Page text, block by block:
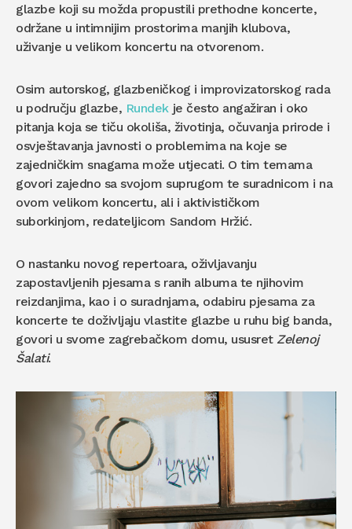
glazbe koji su možda propustili prethodne koncerte,
održane u intimnijim prostorima manjih klubova,
uživanje u velikom koncertu na otvorenom.
Osim autorskog, glazbeničkog i improvizatorskog rada
u području glazbe, Rundek je često angažiran i oko
pitanja koja se tiču okoliša, životinja, očuvanja prirode i
osvještavanja javnosti o problemima na koje se
zajedničkim snagama može utjecati. O tim temama
govori zajedno sa svojom suprugom te suradnicom i na
ovom velikom koncertu, ali i aktivističkom
suborkinjom, redateljicom Sandom Hržić.
O nastanku novog repertoara, oživljavanju
zapostavljenih pjesama s ranih albuma te njihovim
reizdanjima, kao i o suradnjama, odabiru pjesama za
koncerte te doživljaju vlastite glazbe u ruhu big banda,
govori u svome zagrebačkom domu, ususret Zelenoj
Šalati.